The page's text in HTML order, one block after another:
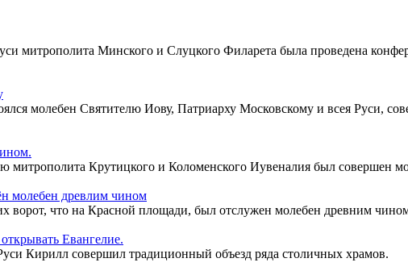
митрополита Минского и Слуцкого Филарета была проведена
молебен Святителю Иову, Патриарху Московскому и всея Руси,
митрополита Крутицкого и Коломенского Иувеналия был совершен
молебен древлим чином
ворот, что на Красной площади, был отслужен молебен древним
Евангелие.
Кирилл совершил традиционный объезд ряда столичных храмов.